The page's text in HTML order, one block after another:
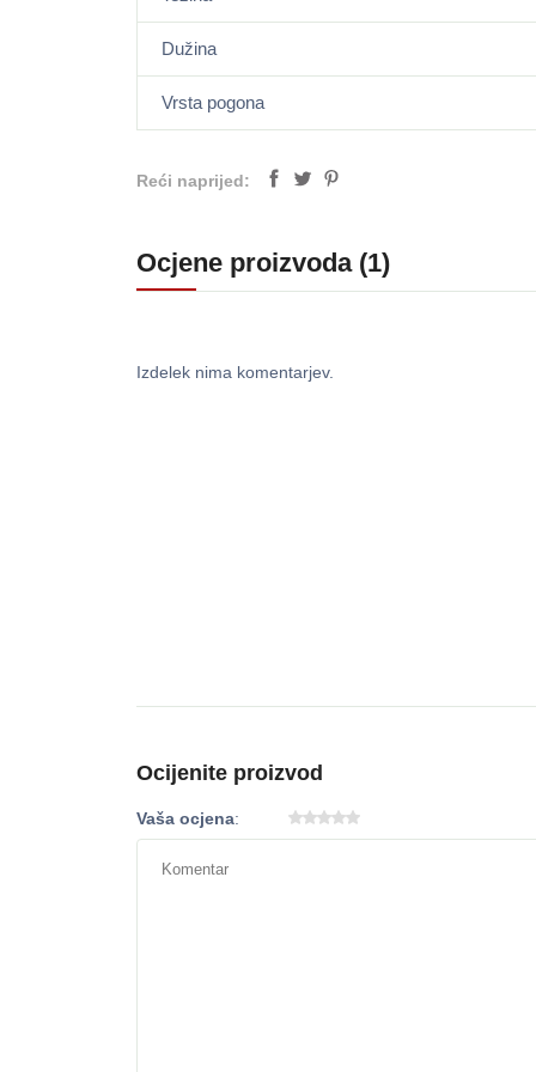
Dužina
Vrsta pogona
Reći naprijed:
Ocjene proizvoda (1)
Izdelek nima komentarjev.
Ocijenite proizvod
Vaša ocjena: